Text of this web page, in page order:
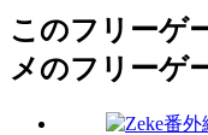
このフリーゲ
メのフリーゲ